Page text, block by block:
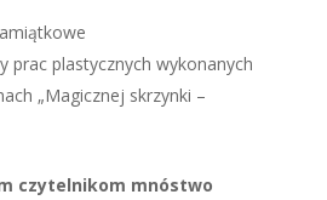
prac plastycznych wykonanych
„Magicznej skrzynki –
czytelnikom mnóstwo